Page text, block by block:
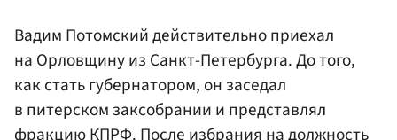
Вадим Потомский действительно приехал
на Орловщину из Санкт-Петербурга. До того,
как стать губернатором, он заседал
в питерском заксобрании и представлял